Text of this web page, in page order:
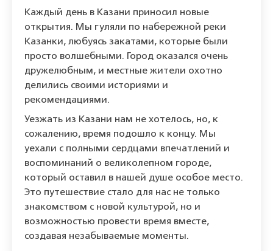
Каждый день в Казани приносил новые
открытия. Мы гуляли по набережной реки
Казанки, любуясь закатами, которые были
просто волшебными. Город оказался очень
дружелюбным, и местные жители охотно
делились своими историями и
рекомендациями.
Уезжать из Казани нам не хотелось, но, к
сожалению, время подошло к концу. Мы
уехали с полными сердцами впечатлений и
воспоминаний о великолепном городе,
который оставил в нашей душе особое место.
Это путешествие стало для нас не только
знакомством с новой культурой, но и
возможностью провести время вместе,
создавая незабываемые моменты.